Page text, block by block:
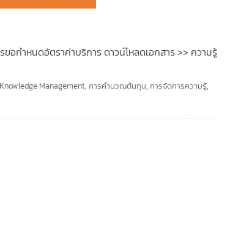
อกำหนดอัตราค่าบริการ ดาวน์โหลดเอกสาร >> ความรู้
Knowledge Management,การคำนวณต้นทุน,การจัดการความรู้,